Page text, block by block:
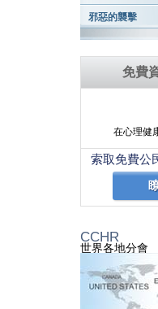
邪惡的襲擊
免費
在心理健
索取免費公
CCHR
世界各地分會